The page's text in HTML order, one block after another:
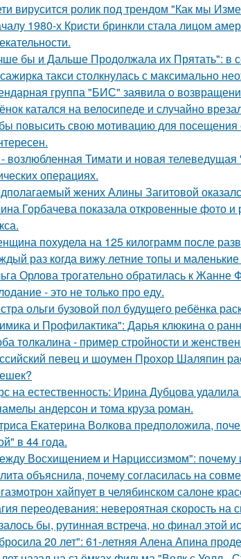
вирусится ролик под трендом "Как мы
1980-х Кристи бринкли стала лицом
бы и Дальше Продолжала их Прятать": в
такси столкнулась с максимально
группа "БИС" заявила о
катался на велосипеде и случайно
повысить свою мотивацию для посещения
возлюбленная Тимати и новая
операциях.
жених Алины Загитовой
Горбачева показала откровенные фото
похудела на 125 килограмм после
раз когда вижу летние топы и
Орлова трогательно обратилась к Жанне
- это не только про еду.
ольги бузовой пол будущего ребёнка
и Профилактика": Дарья клюкина о
толкалина - пример стройности и
певец и шоумен Прохор Шаляпин
на естественность: Ирина Дубцова
андерсон и тома круза роман.
Екатерина Волкова предположила,
в 44 года.
Восхищением и Нарциссизмом":
объяснила, почему согласилась на
хайпует в челябинском салоне
переодевания: невероятная скорость на
бы, рутинная встреча, но финал этой
20 лет": 61-летняя Алена Апина